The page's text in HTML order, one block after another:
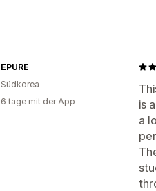
is
a
EPURE
Südkorea
6 tage mit der App